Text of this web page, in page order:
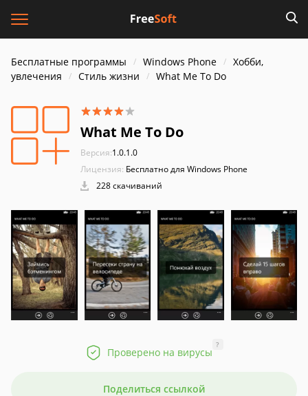
Бесплатные программы Windows Phone
Хобби,
увлечения
Стиль жизни What Me To Do
What Me To Do
Версия:1.0.1.0
Лицензия: Бесплатно для Windows Phone
228 скачиваний
Проверено на вирусы
?
Поделиться ссылкой